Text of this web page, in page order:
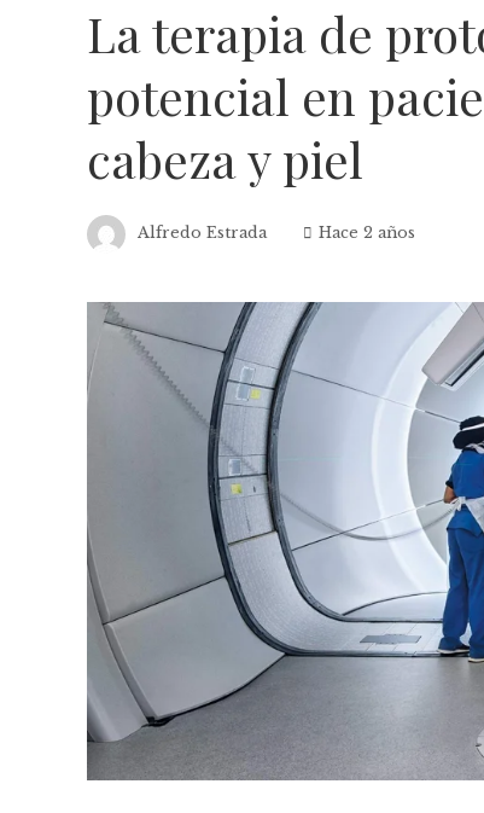
La terapia de
potencial en
cabeza y piel
Alfredo Estrada Hace 2 años